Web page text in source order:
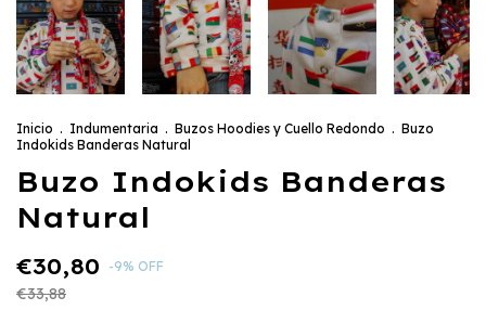
Inicio . Indumentaria . Buzos Hoodies y Cuello Redondo . Buzo
Indokids Banderas Natural
Buzo Indokids Banderas
Natural
€30,80 -9% OFF
€33,88